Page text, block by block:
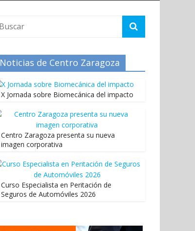
Noticias de Centro Zaragoza
X Jornada sobre Biomecánica del impacto
Centro Zaragoza presenta su nueva
imagen corporativa
Curso Especialista en Peritación de
Seguros de Automóviles 2026